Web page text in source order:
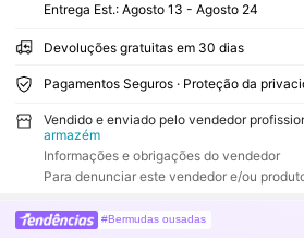
Entrega Est.: Agosto 13 - Agosto 24
Devoluções gratuitas em 30 dias
Pagamentos Seguros · Proteção da
Vendido e enviado pelo vendedor
armazém
Informações e obrigações do vendedor
Para denunciar este vendedor e/ou
#Bermudas ousadas